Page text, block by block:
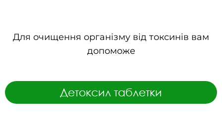
Для очищення організму від токсинів вам
допоможе
Детоксил таблетки